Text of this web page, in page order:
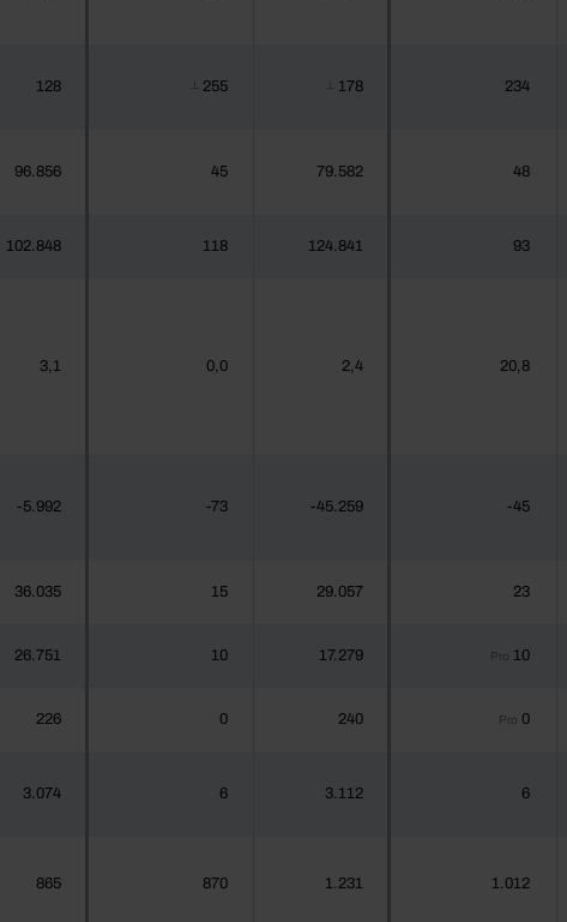
128 255 178 234
96.856 45 79.582 48
102.848 118 124.841 93
3,1 0,0 2,4 20,8
-5.992 -73 -45.259 -45
36.035 15 29.057 23
26.751 10 17.279 Pro 10
226 0 240 Pro 0
3.074 6 3.112 6
865 870 1.231 1.012